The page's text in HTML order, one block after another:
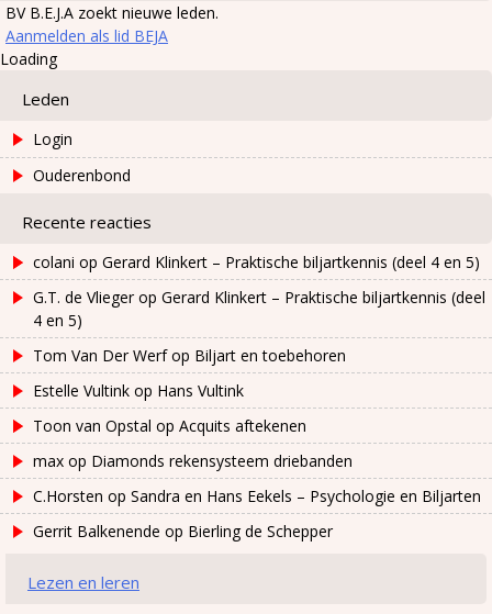
BV B.E.J.A zoekt nieuwe leden.
Aanmelden als lid BEJA
Loading
Leden
Login
Ouderenbond
Recente reacties
colani op Gerard Klinkert – Praktische biljartkennis (deel 4 en 5)
G.T. de Vliegerop Gerard Klinkert – Praktische biljartkennis (deel
4 en 5)
Tom Van Der Werfop Biljart en toebehoren
Estelle Vultink op Hans Vultink
Toon van Opstal op Acquits aftekenen
max op Diamonds rekensysteem driebanden
C.Horsten op Sandra en Hans Eekels – Psychologie en Biljarten
Gerrit Balkenende op Bierling de Schepper
Lezen en leren